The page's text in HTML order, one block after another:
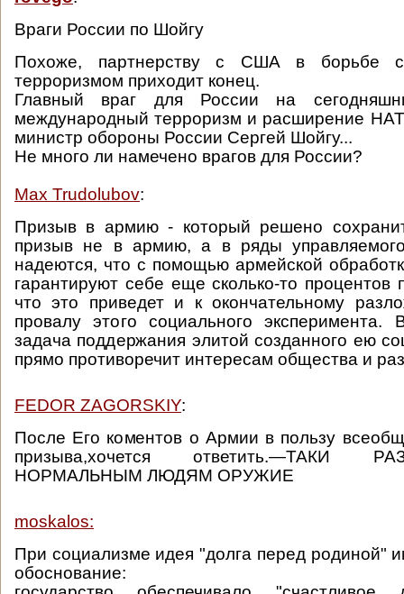
Враги России по Шойгу
Похоже, партнерству с США в борьбе
терроризмом приходит конец.
Главный враг для России на
международный терроризм и расширение
министр обороны России Сергей Шойгу...
Не много ли намечено врагов для России?
Max Trudolubov:
Призыв в армию - который решено
призыв не в армию, а в ряды
надеются, что с помощью армейской
гарантируют себе еще сколько-то
что это приведет и к окончательному
провалу этого социального эксперимента.
задача поддержания элитой созданного ею
прямо противоречит интересам общества и
FEDOR ZAGORSKIY:
После Его коментов о Армии в пользу
призыва,хочется ответить.—ТАКИ
НОРМАЛЬНЫМ ЛЮДЯМ ОРУЖИЕ
moskalos:
При социализме идея "долга перед родиной"
обоснование: